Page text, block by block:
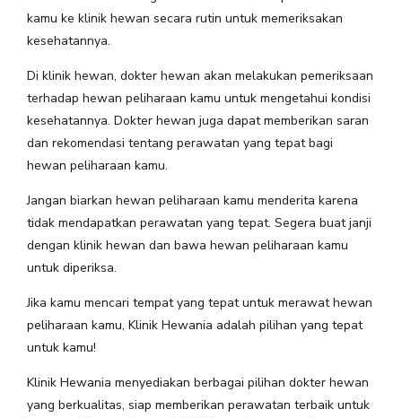
kamu ke klinik hewan secara rutin untuk memeriksakan
kesehatannya.
Di klinik hewan, dokter hewan akan melakukan pemeriksaan
terhadap hewan peliharaan kamu untuk mengetahui kondisi
kesehatannya. Dokter hewan juga dapat memberikan saran
dan rekomendasi tentang perawatan yang tepat bagi
hewan peliharaan kamu.
Jangan biarkan hewan peliharaan kamu menderita karena
tidak mendapatkan perawatan yang tepat. Segera buat janji
dengan klinik hewan dan bawa hewan peliharaan kamu
untuk diperiksa.
Jika kamu mencari tempat yang tepat untuk merawat hewan
peliharaan kamu, Klinik Hewania adalah pilihan yang tepat
untuk kamu!
Klinik Hewania menyediakan berbagai pilihan dokter hewan
yang berkualitas, siap memberikan perawatan terbaik untuk